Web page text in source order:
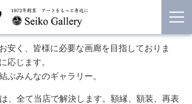
安く、皆様に必要な画廊を目指しておりま
応じます。
ぶみんなのギャラリー。
、全て当店で解決します。額縁、額装、再表